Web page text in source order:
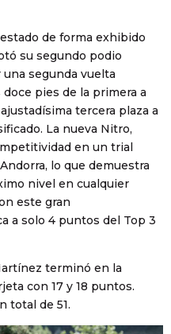
de forma exhibido
su segundo podio
segunda vuelta
pies de la primera a
tercera plaza a
La nueva Nitro,
en un trial
lo que demuestra
nivel en cualquier
este gran
a solo 4 puntos del Top 3
terminó en la
con 17 y 18 puntos.
total de 51.